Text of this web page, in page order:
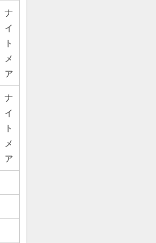
ナ
イ
ト
メ
ア
ナ
イ
ト
メ
ア